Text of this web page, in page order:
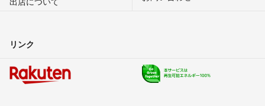
リンク